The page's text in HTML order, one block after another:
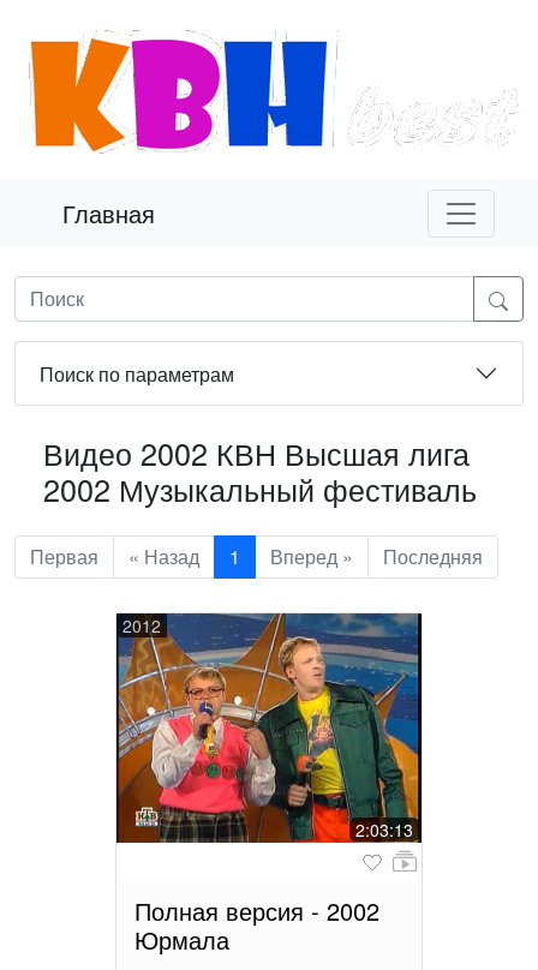
Главная
Поиск по параметрам
Видео 2002 КВН Высшая лига
2002 Музыкальный фестиваль
Первая « Назад 1 Вперед » Последняя
2012
2:03:13
Полная версия - 2002
Юрмала